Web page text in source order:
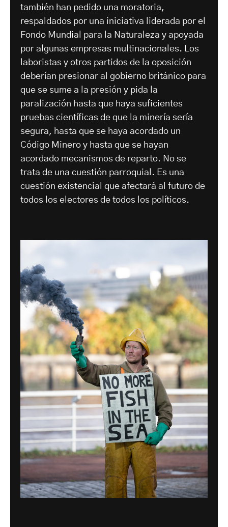
también han pedido una moratoria,
respaldados por una iniciativa liderada por el
Fondo Mundial para la Naturaleza y apoyada
por algunas empresas multinacionales. Los
laboristas y otros partidos de la oposición
deberían presionar al gobierno británico para
que se sume a la presión y pida la
paralización hasta que haya suficientes
pruebas científicas de que la minería sería
segura, hasta que se haya acordado un
Código Minero y hasta que se hayan
acordado mecanismos de reparto. No se
trata de una cuestión parroquial. Es una
cuestión existencial que afectará al futuro de
todos los electores de todos los políticos.